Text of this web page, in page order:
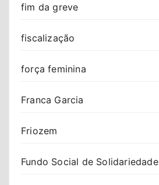
fim da greve
fiscalização
força feminina
Franca Garcia
Friozem
Fundo Social de Solidariedade